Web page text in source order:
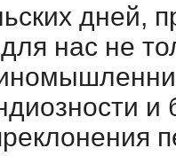
дней,
нас не
и